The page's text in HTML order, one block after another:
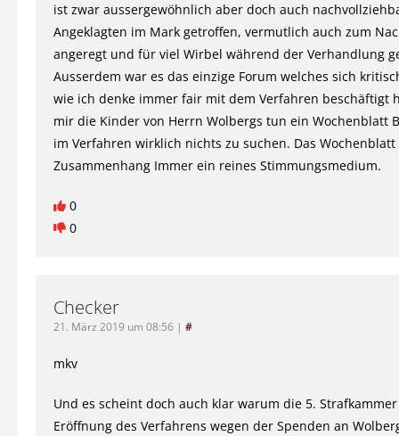
ist zwar aussergewöhnlich aber doch auch
Angeklagten im Mark getroffen, vermutlich auch zum
angeregt und für viel Wirbel während der Verhandlung
Ausserdem war es das einzige Forum welches sich
wie ich denke immer fair mit dem Verfahren beschäftigt
mir die Kinder von Herrn Wolbergs tun ein Wochenblatt
im Verfahren wirklich nichts zu suchen. Das
Zusammenhang Immer ein reines Stimmungsmedium.
0
0
Checker
21. März 2019 um 08:56 | #
mkv
Und es scheint doch auch klar warum die 5.
Eröffnung des Verfahrens wegen der Spenden an